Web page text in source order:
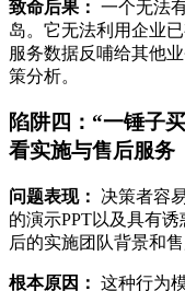
致命后果： 一个无法
岛。它无法利用企业
服务数据反哺给其他
策分析。
陷阱四：“一锤子
看实施与售后服务
问题表现：
决策者容
的演示PPT以及具有
后的实施团队背景和
根本原因： 这种行为